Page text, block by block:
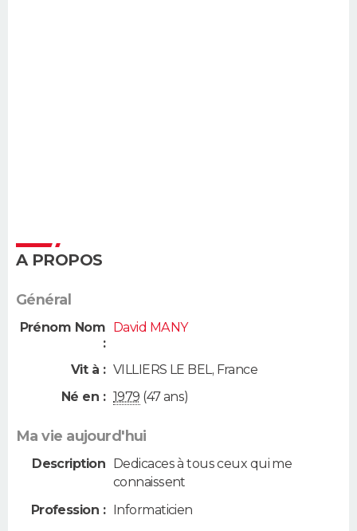
A PROPOS
Général
Prénom Nom
:
David MANY
Vit à : VILLIERS LE BEL, France
Né en : 1979 (47 ans)
Ma vie aujourd'hui
Description
Dedicaces à tous ceux qui me
connaissent
Profession : Informaticien